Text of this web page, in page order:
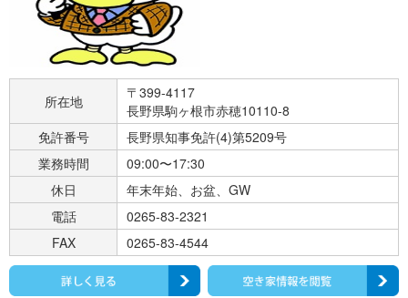
所在地
〒399-4117
長野県駒ヶ根市赤穂10110-8
免許番号
長野県知事免許(4)第5209号
業務時間
09:00〜17:30
休日
年末年始、お盆、GW
電話
0265-83-2321
FAX
0265-83-4544